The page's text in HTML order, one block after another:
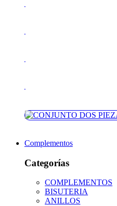
Complementos
Categorías
COMPLEMENTOS
BISUTERIA
ANILLOS